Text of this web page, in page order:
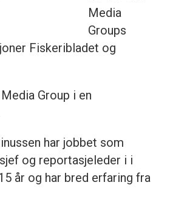
Media
Groups
Fiskeribladet og
Group i en
har jobbet som
og reportasjeleder i i
år og har bred erfaring fra